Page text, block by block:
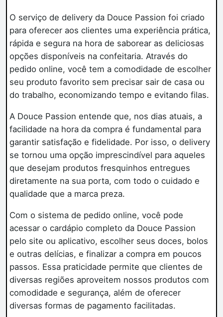
O serviço de delivery da Douce Passion foi criado
para oferecer aos clientes uma experiência prática,
rápida e segura na hora de saborear as deliciosas
opções disponíveis na confeitaria. Através do
pedido online, você tem a comodidade de escolher
seu produto favorito sem precisar sair de casa ou
do trabalho, economizando tempo e evitando filas.
A Douce Passion entende que, nos dias atuais, a
facilidade na hora da compra é fundamental para
garantir satisfação e fidelidade. Por isso, o delivery
se tornou uma opção imprescindível para aqueles
que desejam produtos fresquinhos entregues
diretamente na sua porta, com todo o cuidado e
qualidade que a marca preza.
Com o sistema de pedido online, você pode
acessar o cardápio completo da Douce Passion
pelo site ou aplicativo, escolher seus doces, bolos
e outras delícias, e finalizar a compra em poucos
passos. Essa praticidade permite que clientes de
diversas regiões aproveitem nossos produtos com
comodidade e segurança, além de oferecer
diversas formas de pagamento facilitadas.